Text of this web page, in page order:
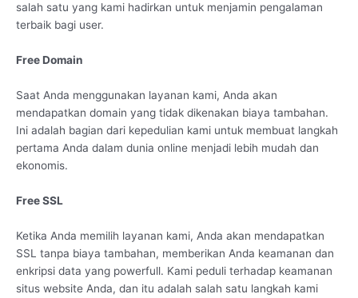
salah satu yang kami hadirkan untuk menjamin pengalaman
terbaik bagi user.
Free Domain
Saat Anda menggunakan layanan kami, Anda akan
mendapatkan domain yang tidak dikenakan biaya tambahan.
Ini adalah bagian dari kepedulian kami untuk membuat langkah
pertama Anda dalam dunia online menjadi lebih mudah dan
ekonomis.
Free SSL
Ketika Anda memilih layanan kami, Anda akan mendapatkan
SSL tanpa biaya tambahan, memberikan Anda keamanan dan
enkripsi data yang powerfull. Kami peduli terhadap keamanan
situs website Anda, dan itu adalah salah satu langkah kami